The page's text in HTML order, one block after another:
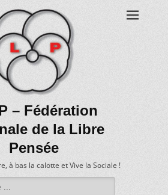
– Fédération
de la Libre
Pensée
à bas la calotte et Vive la Sociale !